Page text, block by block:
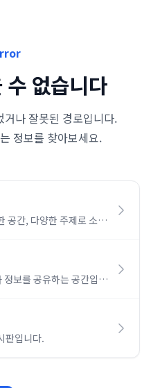
없습니다
나 잘못된 경로입니다.
정보를 찾아보세요.
공간, 다양한 주제로 소통
보를 공유하는 공간입니
판입니다.